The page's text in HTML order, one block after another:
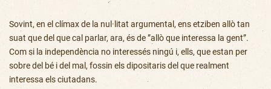
Sovint, en el clímax de la nul·litat argumental, ens etziben allò tan
suat que del que cal parlar, ara, és de ”allò que interessa la gent”.
Com si la independència no interessés ningú i, ells, que estan per
sobre del bé i del mal, fossin els dipositaris del que realment
interessa els ciutadans.